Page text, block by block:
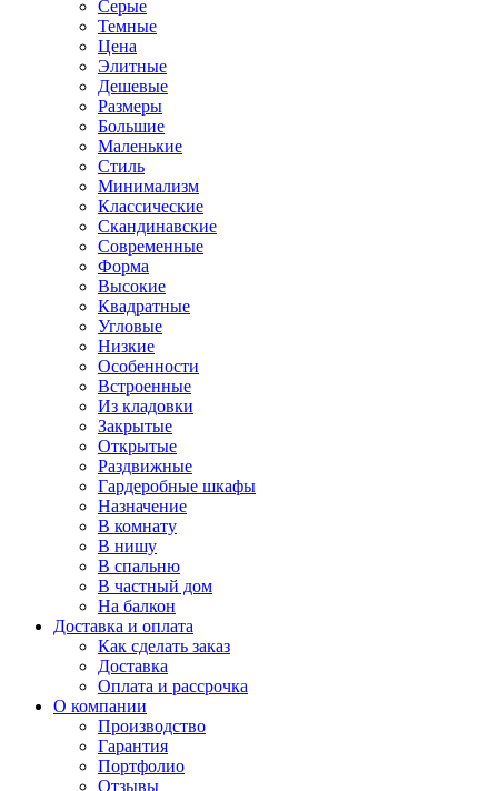
Серые
Темные
Цена
Элитные
Дешевые
Размеры
Большие
Маленькие
Стиль
Минимализм
Классические
Скандинавские
Современные
Форма
Высокие
Квадратные
Угловые
Низкие
Особенности
Встроенные
Из кладовки
Закрытые
Открытые
Раздвижные
Гардеробные шкафы
Назначение
В комнату
В нишу
В спальню
В частный дом
На балкон
Доставка и оплата
Как сделать заказ
Доставка
Оплата и рассрочка
О компании
Производство
Гарантия
Портфолио
Отзывы